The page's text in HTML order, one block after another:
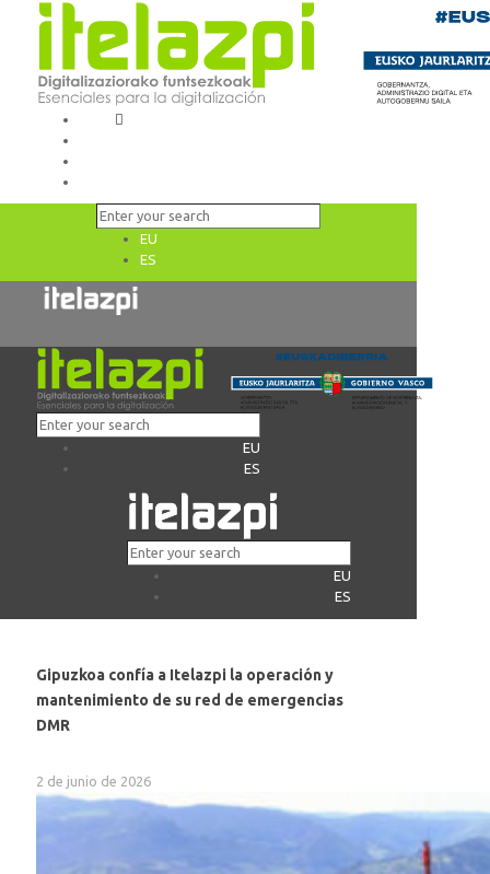
EU
ES
EU
ES
EU
ES
Gipuzkoa confía a Itelazpi la operación y
mantenimiento de su red de emergencias
DMR
2 de junio de 2026